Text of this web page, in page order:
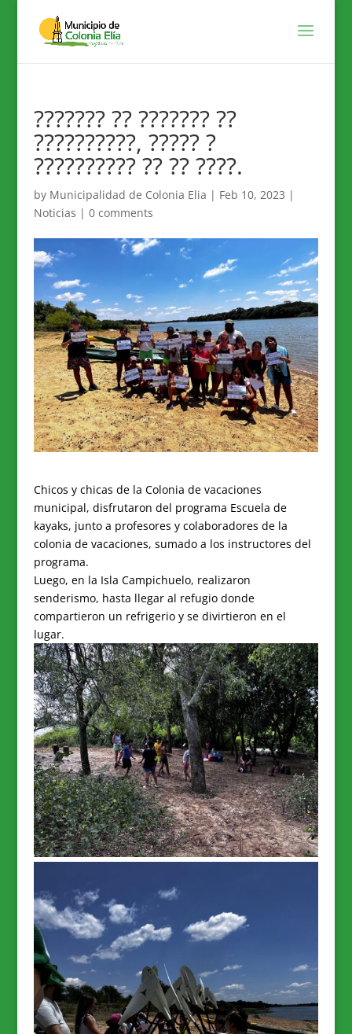
??????? ?? ??????? ??
??????????, ????? ?
?????????? ?? ?? ????.
by Municipalidad de Colonia Elia | Feb 10, 2023 |
Noticias | 0 comments
Chicos y chicas de la Colonia de vacaciones
municipal, disfrutaron del programa Escuela de
kayaks, junto a profesores y colaboradores de la
colonia de vacaciones, sumado a los instructores del
programa.
Luego, en la Isla Campichuelo, realizaron
senderismo, hasta llegar al refugio donde
compartieron un refrigerio y se divirtieron en el
lugar.